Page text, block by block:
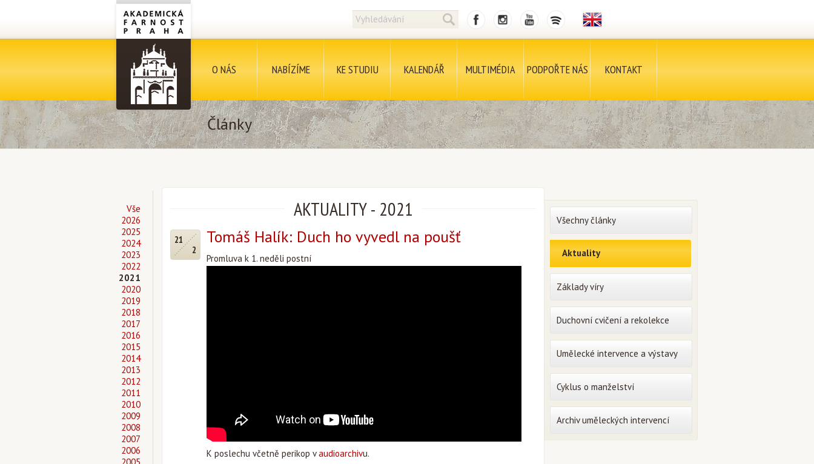
O NÁS NABÍZÍME KE STUDIU KALENDÁŘ MULTIMÉDIA PODPOŘTE NÁS KONTAKT
Články
Vše
2026
2025
2024
2023
2022
2021
2020
2019
2018
2017
2016
2015
2014
2013
2012
2011
2010
2009
2008
2007
2006
AKTUALITY- 2021
21
2
Tomáš Halík: Duch ho vyvedl na poušť
Promluva k 1. neděli postní
K poslechu včetně perikop vaudioarchivu.
Všechny články
Aktuality
Základy víry
Duchovní cvičení a rekolekce
Umělecké intervence a výstavy
Cyklus o manželství
Archiv uměleckých intervencí